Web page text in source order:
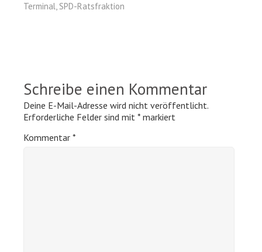
Terminal, SPD-Ratsfraktion
Schreibe einen Kommentar
Deine E-Mail-Adresse wird nicht veröffentlicht.
Erforderliche Felder sind mit * markiert
Kommentar *